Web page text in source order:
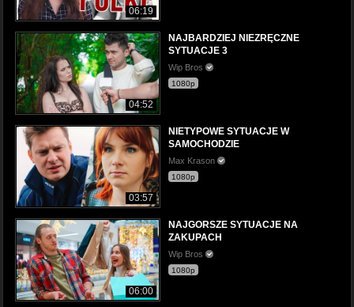
06:19
04:52
NAJBARDZIEJ NIEZRĘCZNE
SYTUACJE 3
Wip Bros
1080p
03:57
NIETYPOWE SYTUACJE W
SAMOCHODZIE
Max Krason
1080p
06:00
NAJGORSZE SYTUACJE NA
ZAKUPACH
Wip Bros
1080p